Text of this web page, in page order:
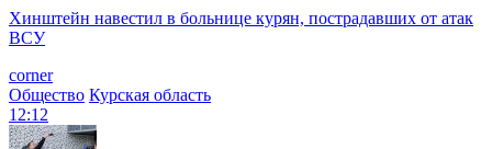
Хинштейн навестил в больнице курян, пострадавших от атак
ВСУ
corner
Общество Курская область
12:12